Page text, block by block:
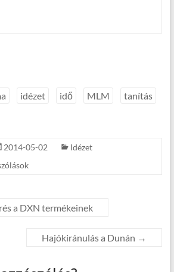
idézet idő MLM
tanítás
2014-05-02
Idézet
a DXN termékeinek
Hajókiránulás a Dunán →